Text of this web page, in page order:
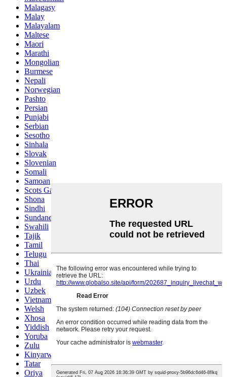
Malagasy
Malay
Malayalam
Maltese
Maori
Marathi
Mongolian
Burmese
Nepali
Norwegian
Pashto
Persian
Punjabi
Serbian
Sesotho
Sinhala
Slovak
Slovenian
Somali
Samoan
Scots Gaelic
Shona
Sindhi
Sundanese
Swahili
Tajik
Tamil
Telugu
Thai
Ukrainian
Urdu
Uzbek
Vietnamese
Welsh
Xhosa
Yiddish
Yoruba
Zulu
Kinyarwanda
Tatar
Oriya